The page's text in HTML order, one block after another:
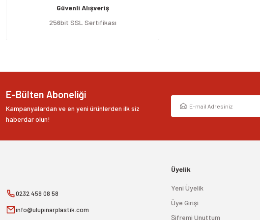
Ürün bilgilerinde hatalar bulunuyor.
Ürün fiyatı diğer sitelerden daha pahalı.
Güvenli Alışveriş
256bit SSL Sertifikası
E-Bülten Aboneliği
Kampanyalardan ve en yeni ürünlerden ilk siz
haberdar olun!
0232 459 08 58
info@ulupinarplastik.com
Üyelik
Yeni Üyelik
Üye Girişi
Şifremi Unuttum